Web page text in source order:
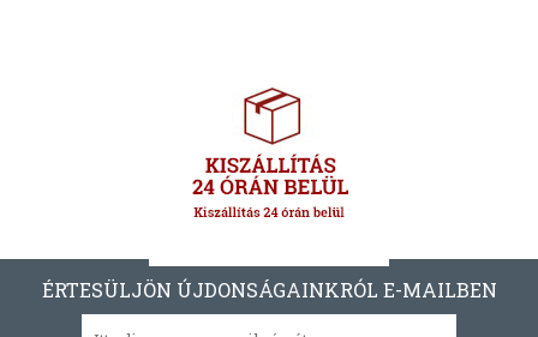
ÉRTESÜLJÖN ÚJDONSÁGAINKRÓL E-MAILBEN